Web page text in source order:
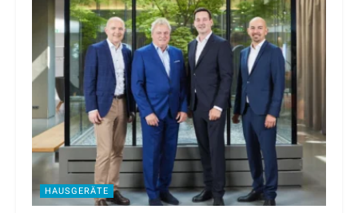
HAUSGERÄTE